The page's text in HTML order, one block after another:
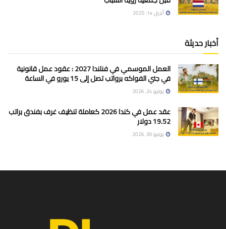
أبريل 14, 2025
أخبار حديثة
العمل الموسمي في فنلندا 2027 : عقود عمل قانونية
في جني الفواكه برواتب تصل إلى 15 يورو في الساعة
يوليو 24, 2026
عقد عمل في كندا 2026 كعاملة تنظيف غرف بفندق براتب
19.52 دولار
يونيو 30, 2026